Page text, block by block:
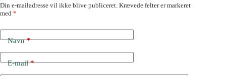
Din e-mailadresse vil ikke blive publiceret. Krævede felter er markeret
med *
Navn*
E-mail*